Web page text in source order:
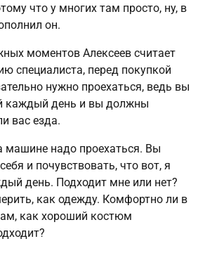
что у многих там просто, ну, в
он.
моментов Алексеев считает
специалиста, перед покупкой
нужно проехаться, ведь вы
каждый день и вы должны
вас езда.
надо проехаться. Вы
и почувствовать, что вот, я
день. Подходит мне или нет?
как одежду. Комфортно ли в
как хороший костюм